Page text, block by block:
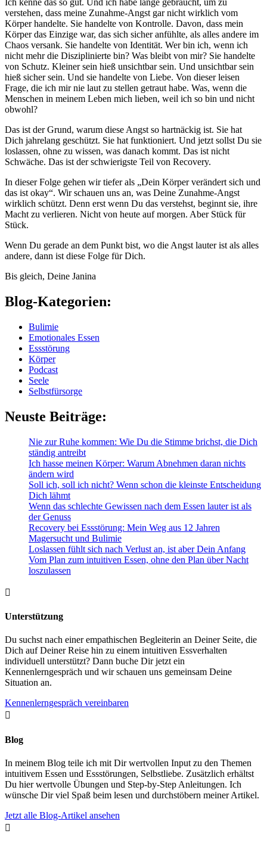
Ich kenne das so gut. Und ich habe lange gebraucht, um zu
verstehen, dass meine Zunahme-Angst gar nicht wirklich vom
Körper handelte. Sie handelte von Kontrolle. Davon, dass mein
Körper das Einzige war, das sich sicher anfühlte, als alles andere im
Chaos versank. Sie handelte von Identität. Wer bin ich, wenn ich
nicht mehr die Disziplinierte bin? Was bleibt von mir? Sie handelte
von Schutz. Kleiner sein hieß unsichtbar sein. Und unsichtbar sein
hieß sicher sein. Und sie handelte von Liebe. Von dieser leisen
Frage, die ich mir nie laut zu stellen getraut habe. Was, wenn die
Menschen in meinem Leben mich lieben, weil ich so bin und nicht
obwohl?
Das ist der Grund, warum diese Angst so hartnäckig ist. Sie hat
Dich jahrelang geschützt. Sie hat funktioniert. Und jetzt sollst Du sie
loslassen, ohne zu wissen, was danach kommt. Das ist nicht
Schwäche. Das ist der schwierigste Teil von Recovery.
In dieser Folge gehen wir tiefer als „Dein Körper verändert sich und
das ist okay“. Wir schauen uns an, was Deine Zunahme-Angst
wirklich schützt. Denn erst wenn Du das verstehst, beginnt sie, ihre
Macht zu verlieren. Nicht von heute auf morgen. Aber Stück für
Stück.
Wenn Du gerade an dem Punkt bist, wo die Angst lauter ist als alles
andere, dann ist diese Folge für Dich.
Bis gleich, Deine Janina
Blog-Kategorien:
Bulimie
Emotionales Essen
Essstörung
Körper
Podcast
Seele
Selbstfürsorge
Neuste Beiträge:
Nie zur Ruhe kommen: Wie Du die Stimme brichst, die Dich
ständig antreibt
Ich hasse meinen Körper: Warum Abnehmen daran nichts
ändern wird
Soll ich, soll ich nicht? Wenn schon die kleinste Entscheidung
Dich lähmt
Wenn das schlechte Gewissen nach dem Essen lauter ist als
der Genuss
Recovery bei Essstörung: Mein Weg aus 12 Jahren
Magersucht und Bulimie
Loslassen fühlt sich nach Verlust an, ist aber Dein Anfang
Vom Plan zum intuitiven Essen, ohne den Plan über Nacht
loszulassen

Unterstützung
Du suchst nach einer empathischen Begleiterin an Deiner Seite, die
Dich auf Deiner Reise hin zu einem intuitiven Essverhalten
individuell unterstützt? Dann buche Dir jetzt ein
Kennenlerngespräch und wir schauen uns gemeinsam Deine
Situation an.
Kennenlerngespräch vereinbaren

Blog
In meinem Blog teile ich mit Dir wertvollen Input zu den Themen
intuitivem Essen und Essstörungen, Selbstliebe. Zusätzlich erhältst
Du hier wertvolle Übungen und Step-by-Step Anleitungen. Ich
wünsche Dir viel Spaß beim lesen und durchstöbern meiner Artikel.
Jetzt alle Blog-Artikel ansehen
